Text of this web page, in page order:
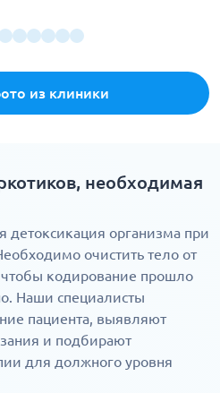
из клиники
необходимая
организма при
очистить тело от
кодирование прошло
Наши специалисты
пациента, выявляют
и подбирают
для должного уровня